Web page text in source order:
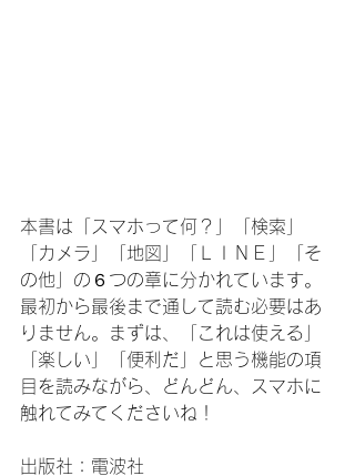
本書は「スマホって何？」「検索」
「カメラ」「地図」「ＬＩＮＥ」「そ
の他」の６つの章に分かれています。
最初から最後まで通して読む必要はあ
りません。まずは、「これは使える」
「楽しい」「便利だ」と思う機能の項
目を読みながら、どんどん、スマホに
触れてみてくださいね！
出版社：電波社